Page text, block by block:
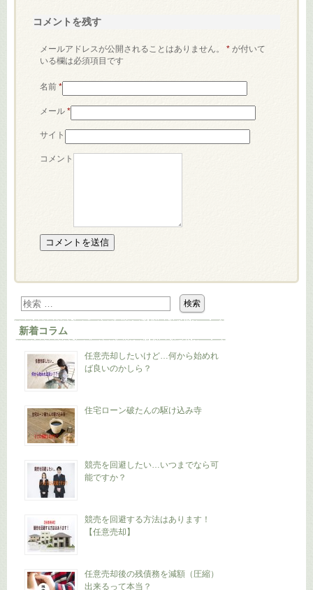
コメントを残す
メールアドレスが公開されることはありません。 * が付いて
いる欄は必須項目です
名前*
メール*
サイト
コメント
新着コラム
任意売却したいけど…何から始めれ
ば良いのかしら？
住宅ローン破たんの駆け込み寺
競売を回避したい…いつまでなら可
能ですか？
競売を回避する方法はあります！
【任意売却】
任意売却後の残債務を減額（圧縮）
出来るって本当？